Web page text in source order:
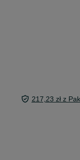
217,23 zł z